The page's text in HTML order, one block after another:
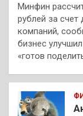
Минфин
рублей за
компаний,
бизнес
«готов